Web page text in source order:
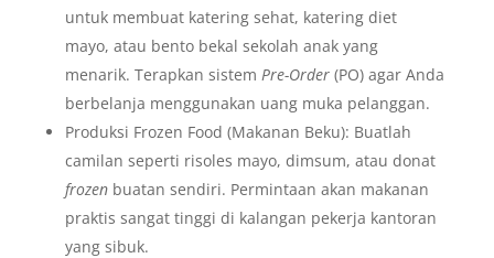
untuk membuat katering sehat, katering diet
mayo, atau bento bekal sekolah anak yang
menarik. Terapkan sistem Pre-Order(PO) agar Anda
berbelanja menggunakan uang muka pelanggan.
Produksi Frozen Food (Makanan Beku): Buatlah
camilan seperti risoles mayo, dimsum, atau donat
frozenbuatan sendiri. Permintaan akan makanan
praktis sangat tinggi di kalangan pekerja kantoran
yang sibuk.